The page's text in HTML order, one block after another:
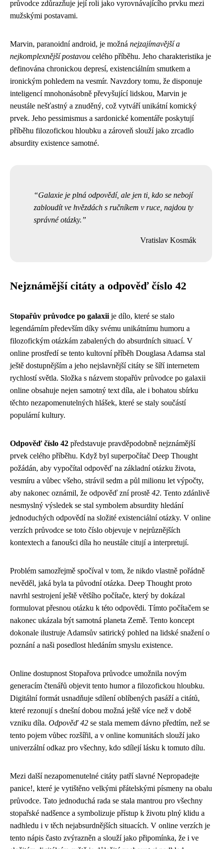
průvodce zdůrazňuje její roli jako vyrovnávajícího prvku mezi
mužskými postavami.
Marvin, paranoidní android, je možná nejzajímavější a
nejkomplexnější postavou celého příběhu. Jeho charakteristika je
definována chronickou depresí, existenciálním smutkem a
ironickým pohledem na vesmír. Navzdory tomu, že disponuje
inteligencí mnohonásobně převyšující lidskou, Marvin je
neustále nešťastný a znuděný, což vytváří unikátní komický
prvek. Jeho pessimismus a sardonické komentáře poskytují
příběhu filozofickou hloubku a zároveň slouží jako zrcadlo
absurdity existence samotné.
Galaxie je plná odpovědí, ale jen ti, kdo se nebojí
zabloudít ve hvězdách s ručníkem v ruce, najdou ty
správné otázky.
Vratislav Kosmák
Nejznámější citáty a odpověď číslo 42
Stopařův průvodce po galaxii je dílo, které se stalo
legendárním především díky svému unikátnímu humoru a
filozofickým otázkám zabalených do absurdních situací. V
online prostředí se tento kultovní příběh Douglasa Adamsa stal
ještě dostupnějším a jeho nejslavnější citáty se šíří internetem
rychlostí světla. Složka s názvem stopařův průvodce po galaxii
online obsahuje nejen samotný text díla, ale i bohatou sbírku
těchto nezapomenutelných hlášek, které se staly součástí
populární kultury.
Odpověď číslo 42 představuje pravděpodobně nejznámější
prvek celého příběhu. Když byl superpočítač Deep Thought
požádán, aby vypočítal odpověď na základní otázku života,
vesmíru a vůbec všeho, strávil sedm a půl milionu let výpočty,
aby nakonec oznámil, že odpověď zní prostě 42. Tento zdánlivě
nesmyslný výsledek se stal symbolem absurdity hledání
jednoduchých odpovědí na složité existenciální otázky. V online
verzích průvodce se toto číslo objevuje v nejrůznějších
kontextech a fanoušci díla ho neustále citují a interpretují.
Problém samozřejmě spočíval v tom, že nikdo vlastně pořádně
nevěděl, jaká byla ta původní otázka. Deep Thought proto
navrhl sestrojení ještě většího počítače, který by dokázal
formulovat přesnou otázku k této odpovědi. Tímto počítačem se
nakonec ukázala být samotná planeta Země. Tento koncept
dokonale ilustruje Adamsův satirický pohled na lidské snažení o
poznání a naši posedlost hledáním smyslu existence.
Online dostupnost Stopařova průvodce umožnila novým
generacím čtenářů objevit tento humor a filozofickou hloubku.
Digitální formát usnadňuje sdílení oblíbených pasáží a citátů,
které rezonují s dnešní dobou možná ještě více než v době
vzniku díla. Odpověď 42 se stala memem dávno předtím, než se
tento pojem vůbec rozšířil, a v online komunitách slouží jako
univerzální odkaz pro všechny, kdo sdílejí lásku k tomuto dílu.
Mezi další nezapomenutelné citáty patří slavné Nepropadejte
panice!, které je vytištěno velkými přátelskými písmeny na obalu
průvodce. Tato jednoduchá rada se stala mantrou pro všechny
stopařské nadšence a symbolizuje přístup k životu plný klidu a
nadhledu i v těch nejabsurdnějších situacích. V online verzích je
tento nápis často zvýrazněn a slouží jako připomínka, že i ve